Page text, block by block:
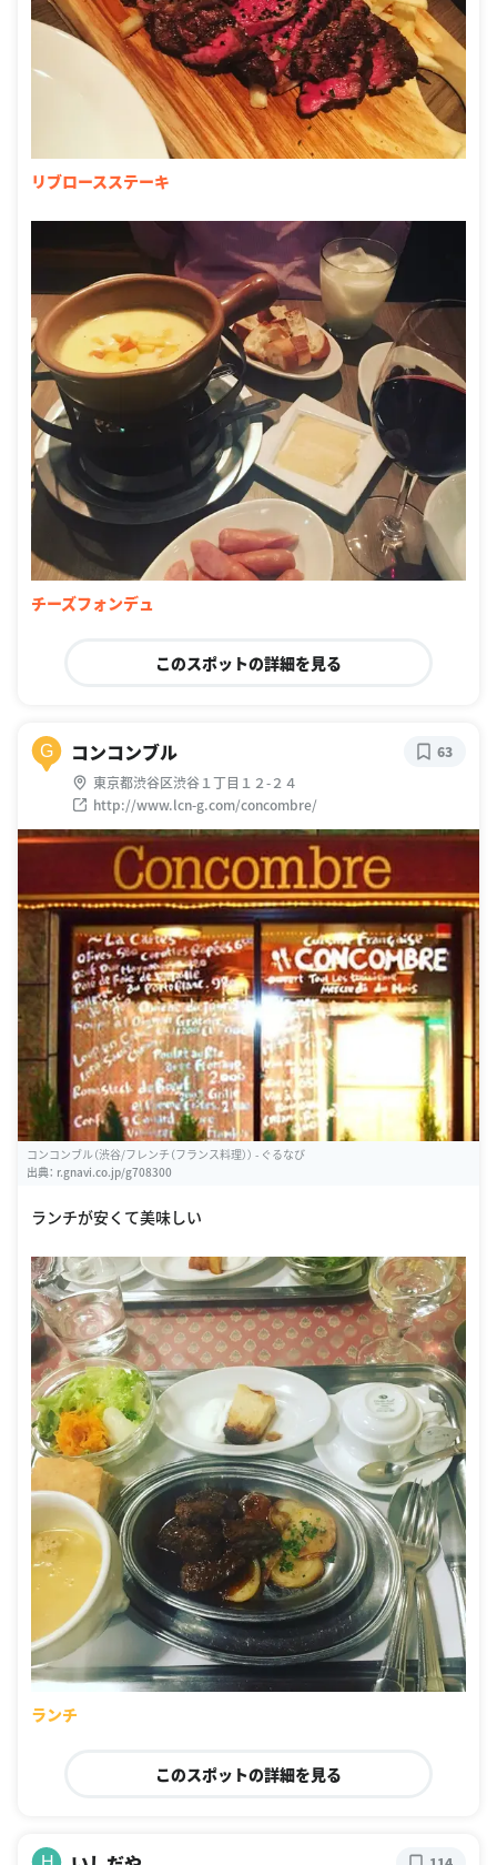
リブロースステーキ
チーズフォンデュ
このスポットの詳細を見る
G コンコンブル
東京都渋谷区渋谷１丁目１２-２４
http://www.lcn-g.com/concombre/
63
コンコンブル（渋谷/フレンチ（フランス料理）） - ぐるなび
出典： r.gnavi.co.jp/g708300
ランチが安くて美味しい
ランチ
このスポットの詳細を見る